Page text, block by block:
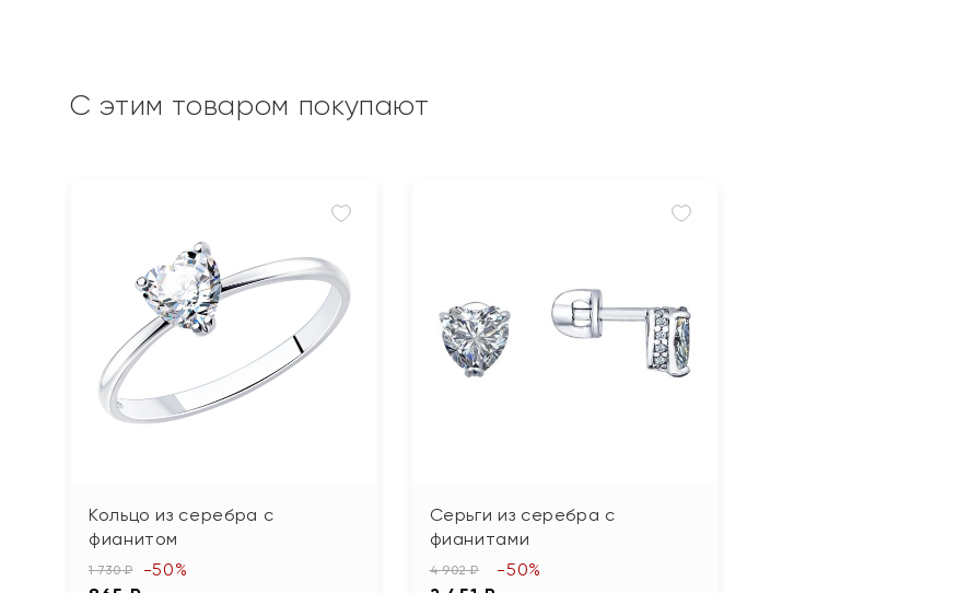
С этим товаром покупают
Кольцо из серебра с
фианитом
1 730 ₽ -50%
Серьги из серебра с
фианитами
4 902 ₽ -50%